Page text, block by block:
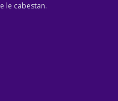
le cabestan.